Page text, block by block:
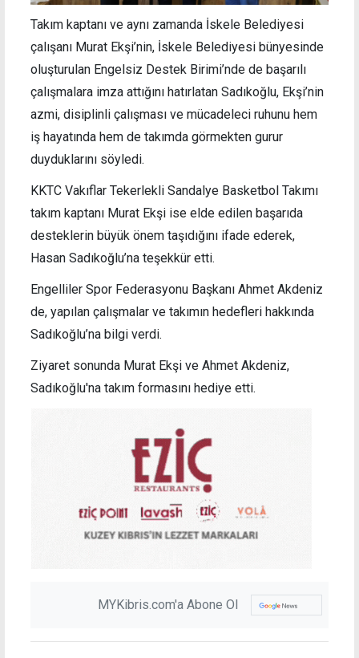
Takım kaptanı ve aynı zamanda İskele Belediyesi
çalışanı Murat Ekşi’nin, İskele Belediyesi bünyesinde
oluşturulan Engelsiz Destek Birimi’nde de başarılı
çalışmalara imza attığını hatırlatan Sadıkoğlu, Ekşi’nin
azmi, disiplinli çalışması ve mücadeleci ruhunu hem
iş hayatında hem de takımda görmekten gurur
duyduklarını söyledi.
KKTC Vakıflar Tekerlekli Sandalye Basketbol Takımı
takım kaptanı Murat Ekşi ise elde edilen başarıda
desteklerin büyük önem taşıdığını ifade ederek,
Hasan Sadıkoğlu’na teşekkür etti.
Engelliler Spor Federasyonu Başkanı Ahmet Akdeniz
de, yapılan çalışmalar ve takımın hedefleri hakkında
Sadıkoğlu’na bilgi verdi.
Ziyaret sonunda Murat Ekşi ve Ahmet Akdeniz,
Sadıkoğlu'na takım formasını hediye etti.
MYKibris.com'a Abone Ol